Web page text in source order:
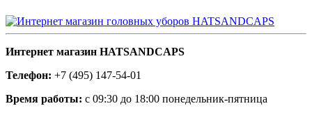
Интернет магазин HATSANDCAPS
Телефон: +7 (495) 147-54-01
Время работы: с 09:30 до 18:00 понедельник-пятница